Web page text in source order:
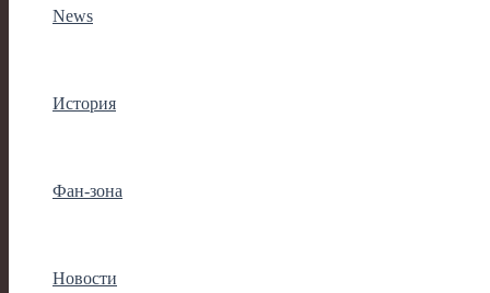
News
История
Фан-зона
Новости